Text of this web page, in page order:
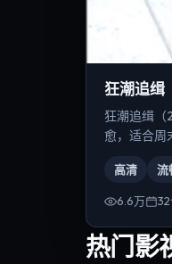
狂潮追缉
狂潮追缉（
愈，适合周
高清 流
6.6万
热门影